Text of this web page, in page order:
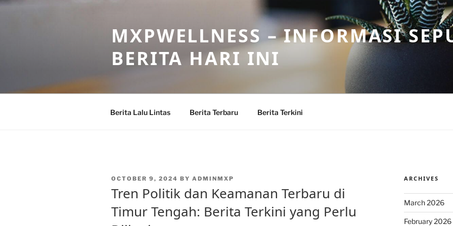
Skip
MXPWELLNESS – INFORMASI
BERITA HARI INI
Berita Lalu Lintas Berita Terbaru Berita Terkini
POSTED
OCTOBER 9, 2024 BY ADMINMXP
Tren Politik dan Keamanan Terbaru di
Timur Tengah: Berita Terkini yang Perlu
ARCHIVES
March 2026
February 2026